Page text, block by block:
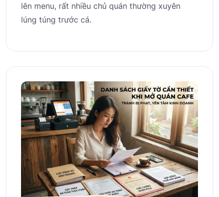
lên menu, rất nhiều chủ quán thường xuyên
lúng túng trước cá.